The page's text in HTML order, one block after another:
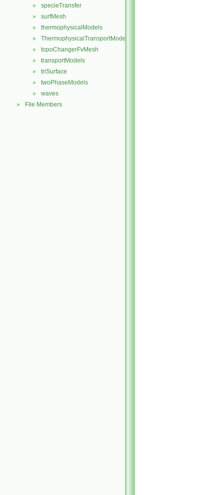
► specieTransfer
► surfMesh
► thermophysicalModels
► ThermophysicalTransportModels
► topoChangerFvMesh
► transportModels
► triSurface
► twoPhaseModels
► waves
► File Members